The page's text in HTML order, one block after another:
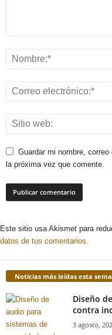
Guardar mi nombre,
la próxima vez que comente.
Este sitio usa Akismet para
datos de tus comentarios.
Noticias más leídas esta
Diseño
contra
3 agosto,